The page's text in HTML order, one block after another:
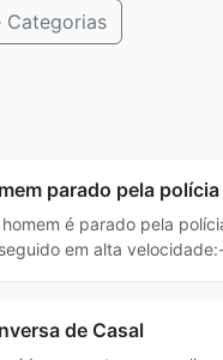
Categorias
parado pela polícia
homem é parado pela
em alta
de Casal